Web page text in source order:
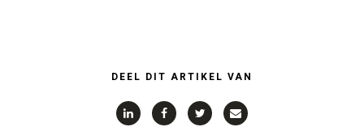
DEEL DIT ARTIKEL VAN